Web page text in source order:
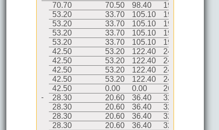
Altagracia -
70.70 70.50 98.40 198.40
53.20
33.70 105.10 193.00
53.20
33.70 105.10 193.00
53.20
33.70 105.10 193.00
53.20
33.70 105.10 193.00
42.50
53.20 122.40 241.00
42.50
53.20 122.40 241.00
42.50
53.20 122.40 241.00
42.50
53.20 122.40 241.00
42.50
0.00 0.00 263.20
28.30
20.60 36.40 326.60
28.30
20.60 36.40 326.60
28.30
20.60 36.40 326.60
28.30
20.60 36.40 326.60